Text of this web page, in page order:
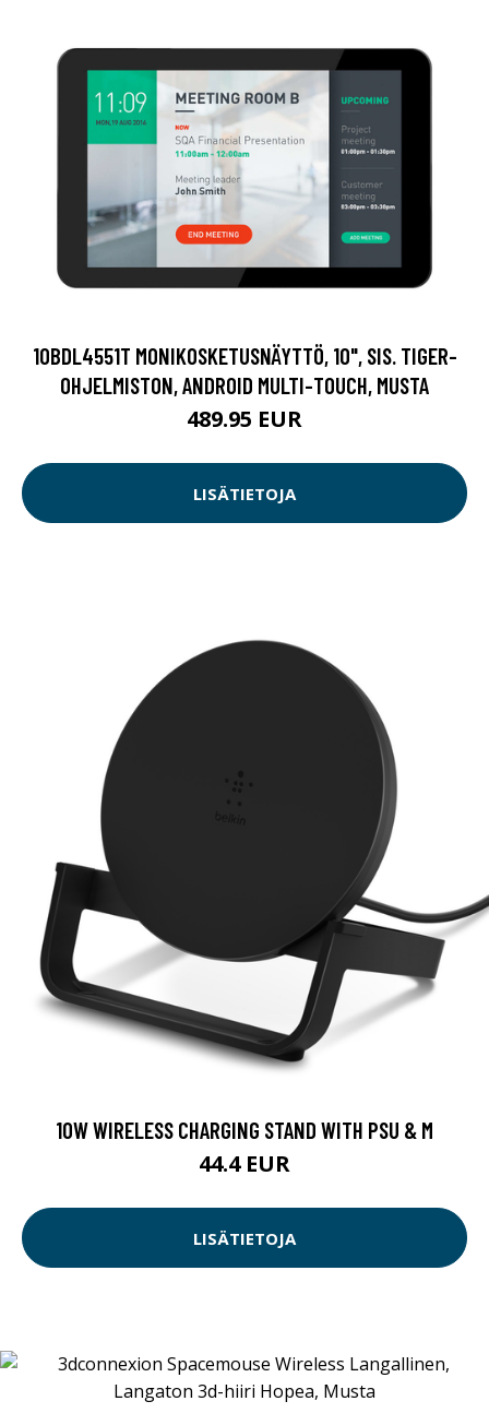
10BDL4551T MONIKOSKETUSNÄYTTÖ, 10", SIS. TIGER-
OHJELMISTON, ANDROID MULTI-TOUCH, MUSTA
489.95 EUR
LISÄTIETOJA
10W WIRELESS CHARGING STAND WITH PSU & M
44.4 EUR
LISÄTIETOJA